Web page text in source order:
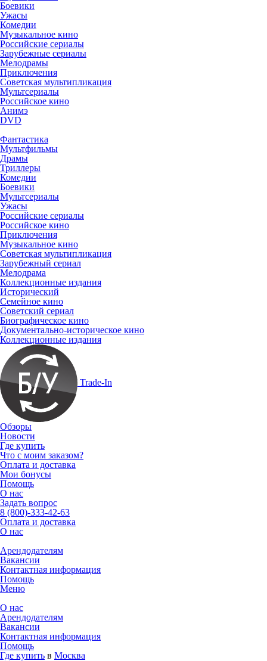
Боевики
Ужасы
Комедии
Музыкальное кино
Российские сериалы
Зарубежные сериалы
Мелодрамы
Приключения
Советская мультипликация
Мультсериалы
Российское кино
Анимэ
DVD
Фантастика
Мультфильмы
Драмы
Триллеры
Комедии
Боевики
Мультсериалы
Ужасы
Российские сериалы
Российское кино
Приключения
Музыкальное кино
Советская мультипликация
Зарубежный сериал
Мелодрама
Коллекционные издания
Исторический
Семейное кино
Советский сериал
Биографическое кино
Документально-историческое кино
Коллекционные издания
Trade-In
Обзоры
Новости
Где купить
Что с моим заказом?
Оплата и доставка
Мои бонусы
Помощь
О нас
Задать вопрос
8 (800)-333-42-63
Оплата и доставка
О нас
Арендодателям
Вакансии
Контактная информация
Помощь
Меню
О нас
Арендодателям
Вакансии
Контактная информация
Помощь
Где купить в Москва